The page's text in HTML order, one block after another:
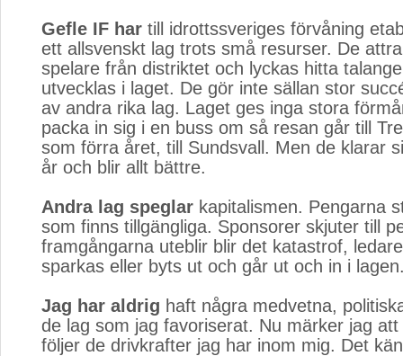
Gefle IF har till idrottssveriges förvåning
ett allsvenskt lag trots små resurser. De
spelare från distriktet och lyckas hitta
utvecklas i laget. De gör inte sällan stor
av andra rika lag. Laget ges inga stora
packa in sig i en buss om så resan går till
som förra året, till Sundsvall. Men de klarar
år och blir allt bättre.
Andra lag speglar kapitalismen. Pengarna
som finns tillgängliga. Sponsorer skjuter till
framgångarna uteblir blir det katastrof,
sparkas eller byts ut och går ut och in i
Jag har aldrig haft några medvetna,
de lag som jag favoriserat. Nu märker jag
följer de drivkrafter jag har inom mig. Det